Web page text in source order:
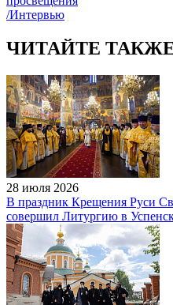
/Интервью
ЧИТАЙТЕ
28 июля 2026
В праздник Крещения Руси
совершил Литургию в